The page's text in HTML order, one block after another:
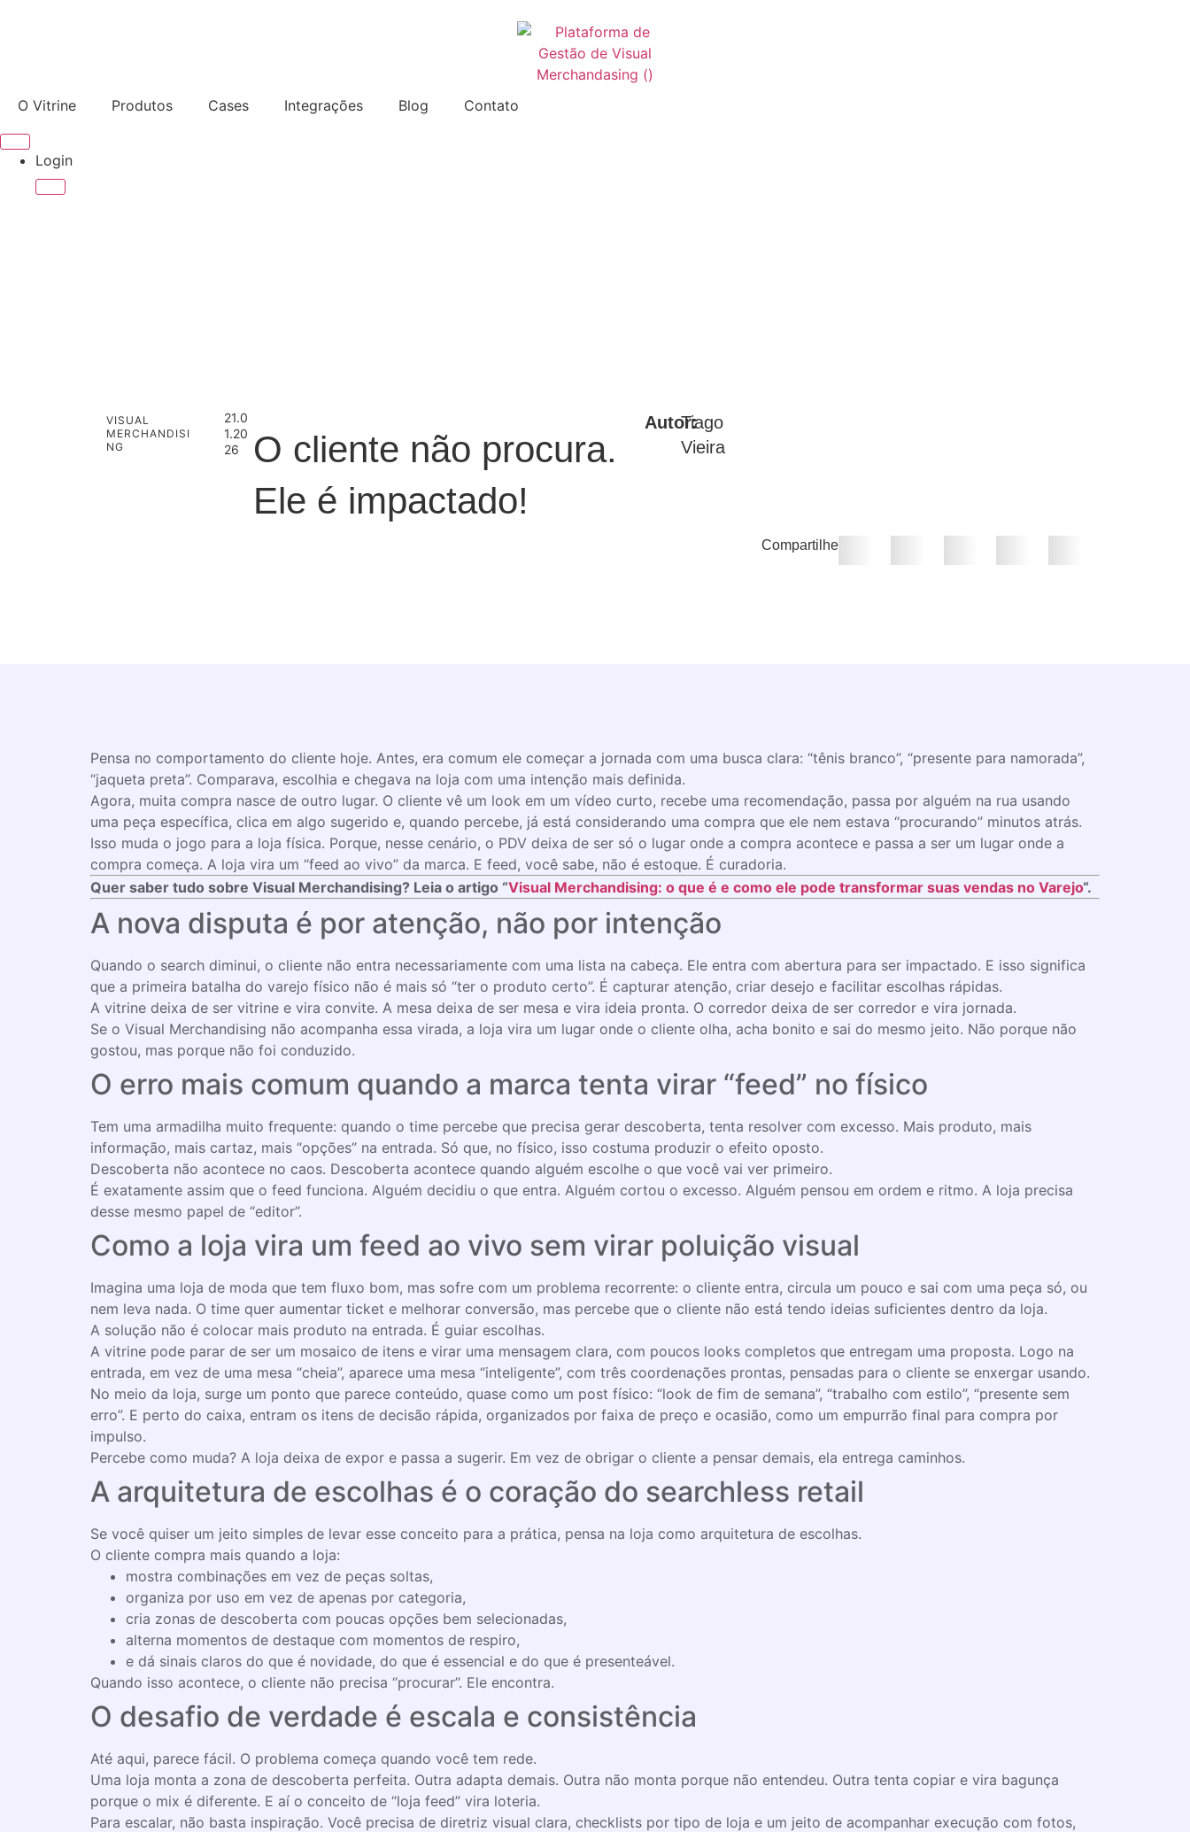
O Vitrine Produtos Cases Integrações Blog Contato
Login
VISUAL
MERCHANDISI
NG
21.0
1.20
26
O cliente não procura.
Ele é impactado!
Autor:Tiago
Vieira
Compartilhe
Pensa no comportamento do cliente hoje. Antes, era comum ele começar a jornada com uma busca clara: “tênis branco”, “presente para namorada”,
“jaqueta preta”. Comparava, escolhia e chegava na loja com uma intenção mais definida.
Agora, muita compra nasce de outro lugar. O cliente vê um look em um vídeo curto, recebe uma recomendação, passa por alguém na rua usando
uma peça específica, clica em algo sugerido e, quando percebe, já está considerando uma compra que ele nem estava “procurando” minutos atrás.
Isso muda o jogo para a loja física. Porque, nesse cenário, o PDV deixa de ser só o lugar onde a compra acontece e passa a ser um lugar onde a
compra começa. A loja vira um “feed ao vivo” da marca. E feed, você sabe, não é estoque. É curadoria.
Quer saber tudo sobre Visual Merchandising? Leia o artigo “Visual Merchandising: o que é e como ele pode transformar suas vendas no Varejo“.
A nova disputa é por atenção, não por intenção
Quando o search diminui, o cliente não entra necessariamente com uma lista na cabeça. Ele entra com abertura para ser impactado. E isso significa
que a primeira batalha do varejo físico não é mais só “ter o produto certo”. É capturar atenção, criar desejo e facilitar escolhas rápidas.
A vitrine deixa de ser vitrine e vira convite. A mesa deixa de ser mesa e vira ideia pronta. O corredor deixa de ser corredor e vira jornada.
Se o Visual Merchandising não acompanha essa virada, a loja vira um lugar onde o cliente olha, acha bonito e sai do mesmo jeito. Não porque não
gostou, mas porque não foi conduzido.
O erro mais comum quando a marca tenta virar “feed” no físico
Tem uma armadilha muito frequente: quando o time percebe que precisa gerar descoberta, tenta resolver com excesso. Mais produto, mais
informação, mais cartaz, mais “opções” na entrada. Só que, no físico, isso costuma produzir o efeito oposto.
Descoberta não acontece no caos. Descoberta acontece quando alguém escolhe o que você vai ver primeiro.
É exatamente assim que o feed funciona. Alguém decidiu o que entra. Alguém cortou o excesso. Alguém pensou em ordem e ritmo. A loja precisa
desse mesmo papel de “editor”.
Como a loja vira um feed ao vivo sem virar poluição visual
Imagina uma loja de moda que tem fluxo bom, mas sofre com um problema recorrente: o cliente entra, circula um pouco e sai com uma peça só, ou
nem leva nada. O time quer aumentar ticket e melhorar conversão, mas percebe que o cliente não está tendo ideias suficientes dentro da loja.
A solução não é colocar mais produto na entrada. É guiar escolhas.
A vitrine pode parar de ser um mosaico de itens e virar uma mensagem clara, com poucos looks completos que entregam uma proposta. Logo na
entrada, em vez de uma mesa “cheia”, aparece uma mesa “inteligente”, com três coordenações prontas, pensadas para o cliente se enxergar usando.
No meio da loja, surge um ponto que parece conteúdo, quase como um post físico: “look de fim de semana”, “trabalho com estilo”, “presente sem
erro”. E perto do caixa, entram os itens de decisão rápida, organizados por faixa de preço e ocasião, como um empurrão final para compra por
impulso.
Percebe como muda? A loja deixa de expor e passa a sugerir. Em vez de obrigar o cliente a pensar demais, ela entrega caminhos.
A arquitetura de escolhas é o coração do searchless retail
Se você quiser um jeito simples de levar esse conceito para a prática, pensa na loja como arquitetura de escolhas.
O cliente compra mais quando a loja:
mostra combinações em vez de peças soltas,
organiza por uso em vez de apenas por categoria,
cria zonas de descoberta com poucas opções bem selecionadas,
alterna momentos de destaque com momentos de respiro,
e dá sinais claros do que é novidade, do que é essencial e do que é presenteável.
Quando isso acontece, o cliente não precisa “procurar”. Ele encontra.
O desafio de verdade é escala e consistência
Até aqui, parece fácil. O problema começa quando você tem rede.
Uma loja monta a zona de descoberta perfeita. Outra adapta demais. Outra não monta porque não entendeu. Outra tenta copiar e vira bagunça
porque o mix é diferente. E aí o conceito de “loja feed” vira loteria.
Para escalar, não basta inspiração. Você precisa de diretriz visual clara, checklists por tipo de loja e um jeito de acompanhar execução com fotos,